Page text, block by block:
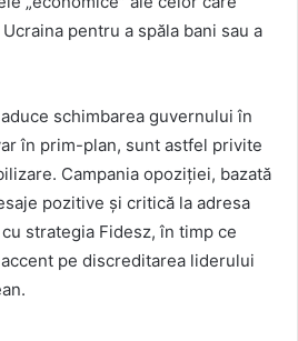
pentru a spăla bani sau a
schimbarea guvernului în
în prim-plan, sunt astfel privite
Campania opoziției, bazată
pozitive și critică la adresa
strategia Fidesz, în timp ce
pe discreditarea liderului